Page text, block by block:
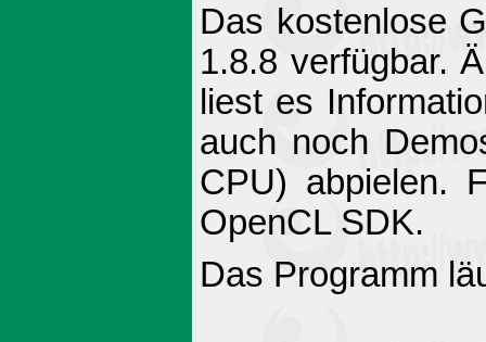
Das kostenlose
1.8.8 verfügbar.
liest es
auch noch
CPU) abpielen.
OpenCL SDK.
Das Programm